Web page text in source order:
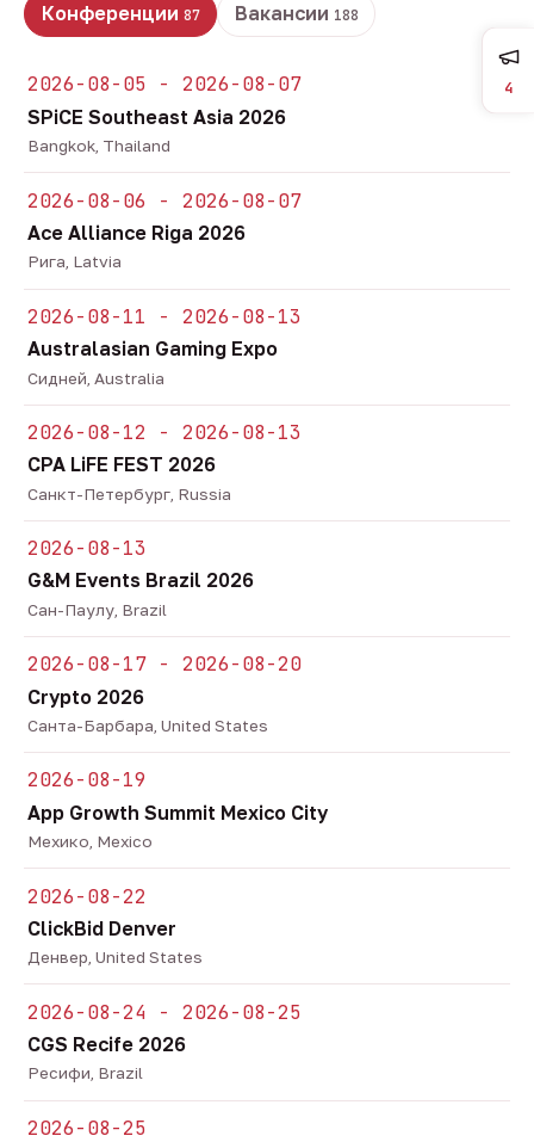
Конференции 87 Вакансии 188
2026-08-05 - 2026-08-07
SPiCE Southeast Asia 2026
Bangkok, Thailand
2026-08-06 - 2026-08-07
Ace Alliance Riga 2026
Рига, Latvia
2026-08-11 - 2026-08-13
Australasian Gaming Expo
Сидней, Australia
2026-08-12 - 2026-08-13
CPA LiFE FEST 2026
Санкт-Петербург, Russia
2026-08-13
G&M Events Brazil 2026
Сан-Паулу, Brazil
2026-08-17 - 2026-08-20
Crypto 2026
Санта-Барбара, United States
2026-08-19
App Growth Summit Mexico City
Мехико, Mexico
2026-08-22
ClickBid Denver
Денвер, United States
2026-08-24 - 2026-08-25
CGS Recife 2026
Ресифи, Brazil
2026-08-25
4